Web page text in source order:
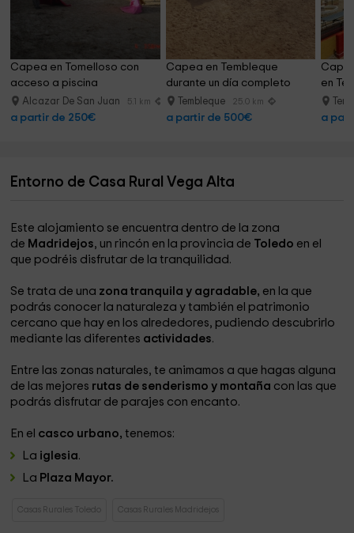
Capea en Tomelloso con
acceso a piscina
Alcazar De San Juan 5.1 km
a partir de 250€
Capea en Tembleque
durante un día completo
Tembleque 25.0 km
a partir de 500€
en
a
Entorno de Casa Rural Vega Alta
Este alojamiento se encuentra dentro de la zona
de Madridejos, un rincón en la provincia de Toledo en el
que podréis disfrutar de la tranquilidad.
Se trata de una zona tranquila y agradable, en la que
podrás conocer la naturaleza y también el patrimonio
cercano que hay en los alrededores, pudiendo descubrirlo
mediante las diferentes actividades.
Entre las zonas naturales, te animamos a que hagas alguna
de las mejores rutas de senderismo y montaña con las que
podrás disfrutar de parajes con encanto.
En el casco urbano, tenemos:
La iglesia.
La Plaza Mayor.
Casas Rurales Toledo Casas Rurales Madridejos